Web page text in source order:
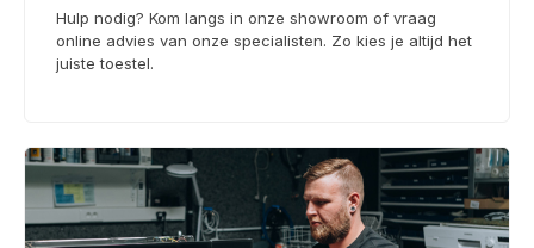
Hulp nodig? Kom langs in onze showroom of vraag
online advies van onze specialisten. Zo kies je altijd het
juiste toestel.